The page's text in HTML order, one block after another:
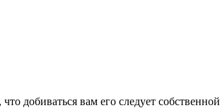
вам его следует